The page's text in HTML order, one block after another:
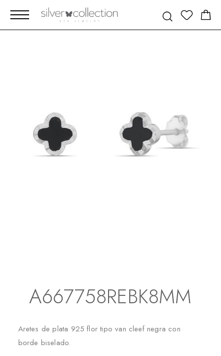
A667758REBK8MM
Aretes de plata 925 flor tipo van cleef negra con
borde biselado.